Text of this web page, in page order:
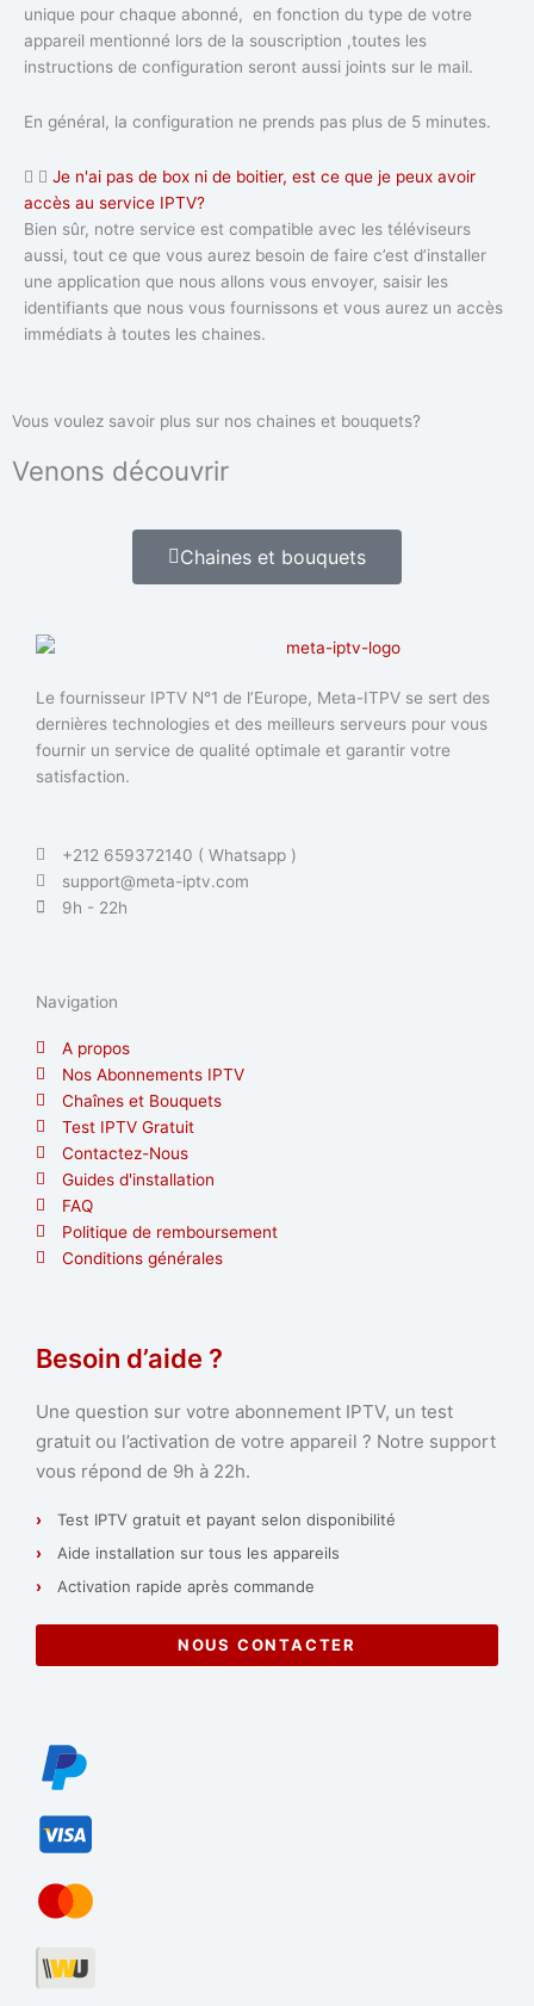
unique pour chaque abonné, en fonction du type de votre
appareil mentionné lors de la souscription ,toutes les
instructions de configuration seront aussi joints sur le mail.
En général, la configuration ne prends pas plus de 5 minutes.
Je n'ai pas de box ni de boitier, est ce que je peux avoir
accès au service IPTV?
Bien sûr, notre service est compatible avec les téléviseurs
aussi, tout ce que vous aurez besoin de faire c’est d’installer
une application que nous allons vous envoyer, saisir les
identifiants que nous vous fournissons et vous aurez un accès
immédiats à toutes les chaines.
Vous voulez savoir plus sur nos chaines et bouquets?
Venons découvrir
Chaines et bouquets
Le fournisseur IPTV N°1 de l’Europe, Meta-ITPV se sert des
dernières technologies et des meilleurs serveurs pour vous
fournir un service de qualité optimale et garantir votre
satisfaction.
+212 659372140 ( Whatsapp )
support@meta-iptv.com
9h - 22h
Navigation
A propos
Nos Abonnements IPTV
Chaînes et Bouquets
Test IPTV Gratuit
Contactez-Nous
Guides d'installation
FAQ
Politique de remboursement
Conditions générales
Besoin d’aide ?
Une question sur votre abonnement IPTV, un test
gratuit ou l’activation de votre appareil ? Notre support
vous répond de 9h à 22h.
Test IPTV gratuit et payant selon disponibilité
Aide installation sur tous les appareils
Activation rapide après commande
NOUS CONTACTER